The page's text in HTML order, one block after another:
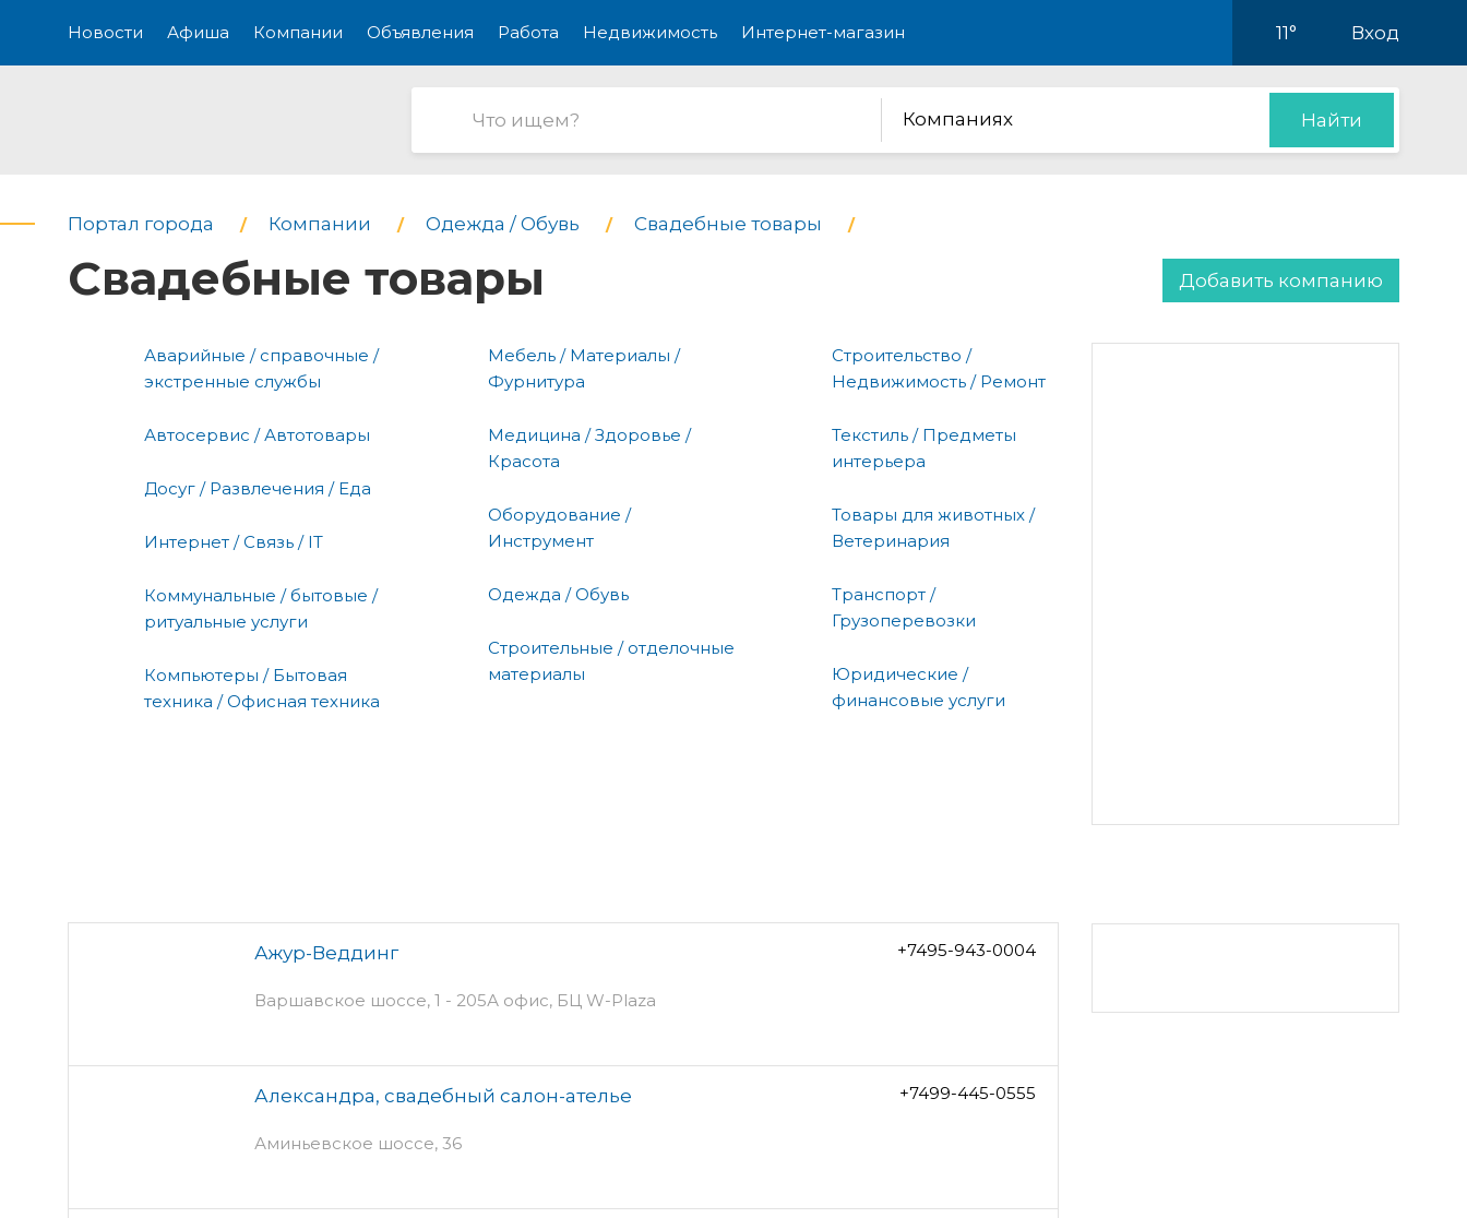
Новости Афиша Компании Объявления Работа Недвижимость Интернет-магазин 11° Вход
Компаниях Найти
Портал города Компании Одежда / Обувь Свадебные товары
Свадебные товары Добавить компанию
Аварийные / справочные /
экстренные службы
Автосервис / Автотовары
Досуг / Развлечения / Еда
Интернет / Связь / IT
Коммунальные / бытовые /
ритуальные услуги
Компьютеры / Бытовая
техника / Офисная техника
Мебель / Материалы /
Фурнитура
Медицина / Здоровье /
Красота
Оборудование /
Инструмент
Одежда / Обувь
Строительные / отделочные
материалы
Строительство /
Недвижимость / Ремонт
Текстиль / Предметы
интерьера
Товары для животных /
Ветеринария
Транспорт /
Грузоперевозки
Юридические /
финансовые услуги
Ажур-Веддинг
Варшавское шоссе, 1 - 205А офис, БЦ W-Plaza
+7495-943-0004
Александра, свадебный салон-ателье
Аминьевское шоссе, 36
+7499-445-0555